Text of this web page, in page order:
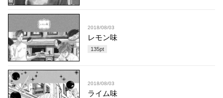
2018/08/03
レモン味
135pt
2018/08/03
ライム味